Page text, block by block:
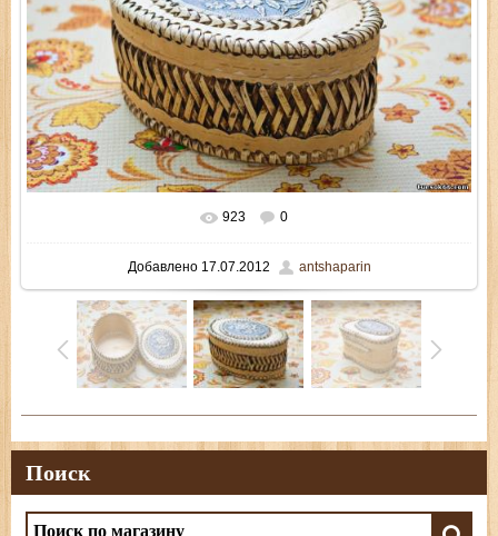
В реальном размере 800x535
923 0
Добавлено17.07.2012 antshaparin
Поиск